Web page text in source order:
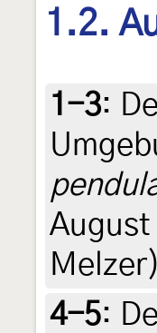
1.2.
1-3:
4-5: